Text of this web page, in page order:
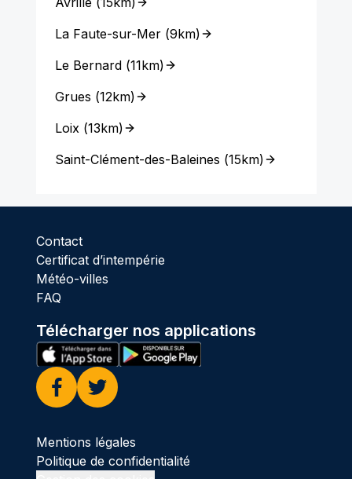
La Faute-sur-Mer(9km)
Le Bernard(11km)
Grues (12km)
Loix(13km)
Saint-Clément-des-Baleines (15km)
Contact
Certificat d’intempérie
Météo-villes
FAQ
Télécharger nos applications
Facebook
Twitter
Mentions légales
Politique de confidentialité